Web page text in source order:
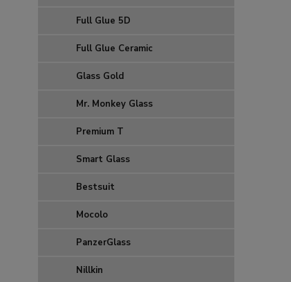
Full Glue 5D
Full Glue Ceramic
Glass Gold
Mr. Monkey Glass
Premium T
Smart Glass
Bestsuit
Mocolo
PanzerGlass
Nillkin